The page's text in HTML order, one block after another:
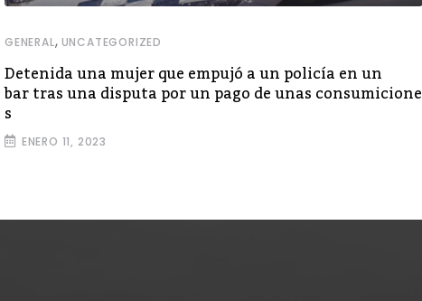
GENERAL, UNCATEGORIZED
Detenida una mujer que empujó a un policía en un
bar tras una disputa por un pago de unas consumicione
s
ENERO 11, 2023